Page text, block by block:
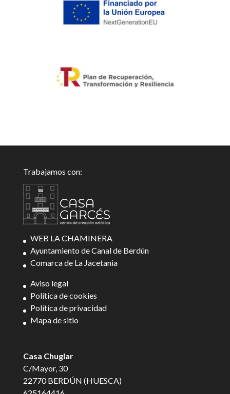
Trabajamos con:
WEB LA CHAMINERA
Ayuntamiento de Canal de Berdún
Comarca de La Jacetania
Aviso legal
Política de cookies
Política de privacidad
Mapa de sitio
Casa Chuglar
C/Mayor, 30
22770 BERDÚN (HUESCA)